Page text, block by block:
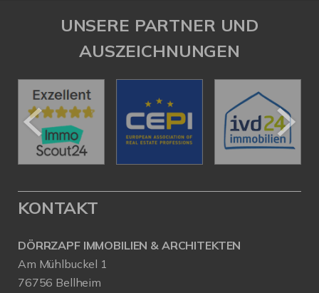
UNSERE PARTNER UND
AUSZEICHNUNGEN
KONTAKT
DÖRRZAPF IMMOBILIEN & ARCHITEKTEN
Am Mühlbuckel 1
76756 Bellheim